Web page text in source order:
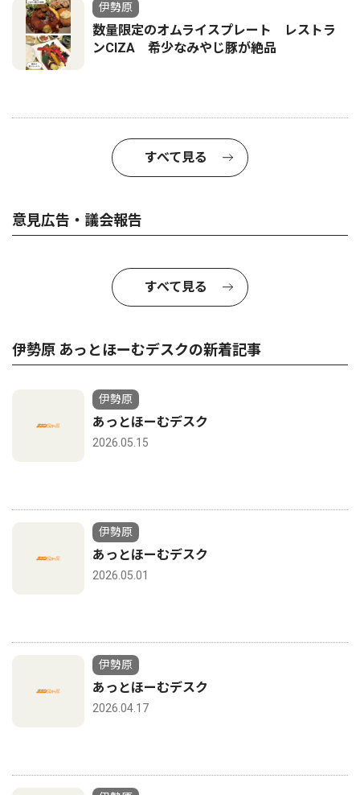
伊勢原
数量限定のオムライスプレート レストラ
ンCIZA 希少なみやじ豚が絶品
すべて見る
意見広告・議会報告
すべて見る
伊勢原 あっとほーむデスクの新着記事
伊勢原
あっとほーむデスク
2026.05.15
伊勢原
あっとほーむデスク
2026.05.01
伊勢原
あっとほーむデスク
2026.04.17